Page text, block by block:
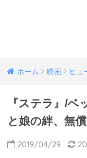
ホーム 映画 ヒュ
『ステラ』/ベ
と娘の絆、無
2019/04/29